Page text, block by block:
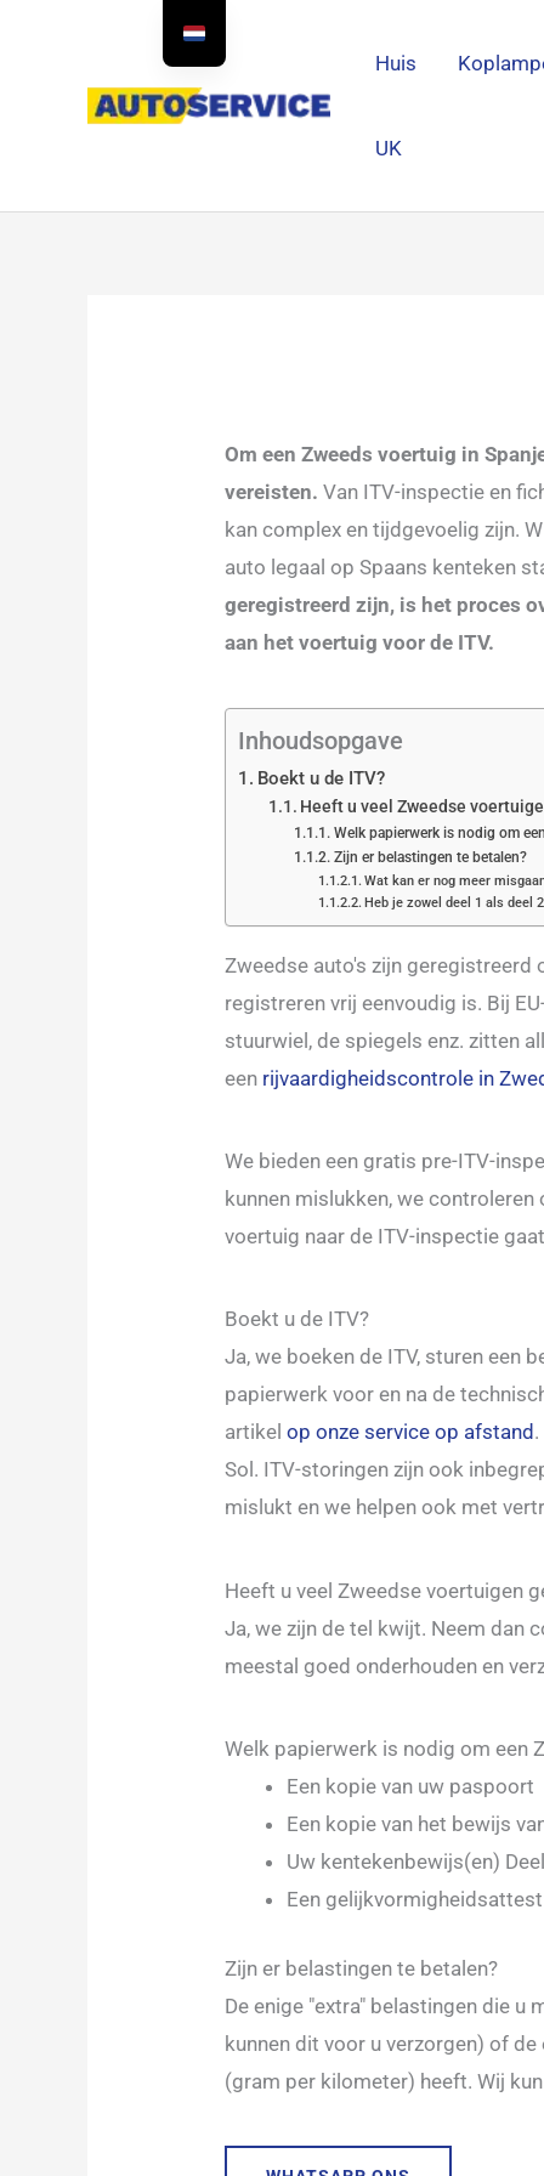
Huis
UK
Om een Zweeds voertuig in
vereisten. Van ITV-inspectie en
kan complex en tijdgevoelig zijn.
auto legaal op Spaans kenteken
geregistreerd zijn, is het proces
aan het voertuig voor de ITV.
Inhoudsopgave
Boekt u de ITV?
Heeft u veel Zweedse
Welk papierwerk is nodig om
Zijn er belastingen te betalen?
Wat kan er nog meer
Heb je zowel deel 1 als deel
Zweedse auto's zijn geregistreerd
registreren vrij eenvoudig is. Bij
stuurwiel, de spiegels enz. zitten
een rijvaardigheidscontrole in
We bieden een gratis pre-ITV-
kunnen mislukken, we
voertuig naar de ITV-inspectie
Boekt u de ITV?
Ja, we boeken de ITV, sturen een
papierwerk voor en na de
artikelop onze service op afstand
Sol. ITV-storingen zijn ook
mislukt en we helpen ook met
Heeft u veel Zweedse voertuigen
Ja, we zijn de tel kwijt. Neem dan
meestal goed onderhouden en
Welk papierwerk is nodig om een
Een kopie van uw paspoort
Een kopie van het bewijs
Uw kentekenbewijs(en)
Een
Zijn er belastingen te betalen?
De enige "extra" belastingen die
kunnen dit voor u verzorgen) of
(gram per kilometer) heeft. Wij